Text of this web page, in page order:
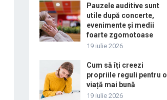
Pauzele auditive sunt
utile după concerte,
evenimente și medii
foarte zgomotoase
19 iulie 2026
Cum să îți creezi
propriile reguli pentru o
viață mai bună
19 iulie 2026